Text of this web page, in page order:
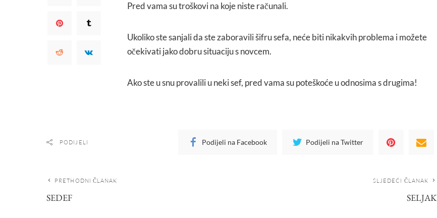
Pred vama su troškovi na koje niste računali.
Ukoliko ste sanjali da ste zaboravili šifru sefa, neće biti nikakvih problema i možete
očekivati jako dobru situaciju s novcem.
Ako ste u snu provalili u neki sef, pred vama su poteškoće u odnosima s drugima!
PODIJELI Podijeli na Facebook Podijeli na Twitter
PRETHODNI ČLANAK
SEDEF
SLJEDEĆI ČLANAK
SELJAK